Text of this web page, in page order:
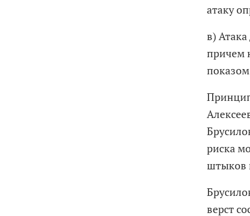
атаку
в)
причем
риска
штыков
верст